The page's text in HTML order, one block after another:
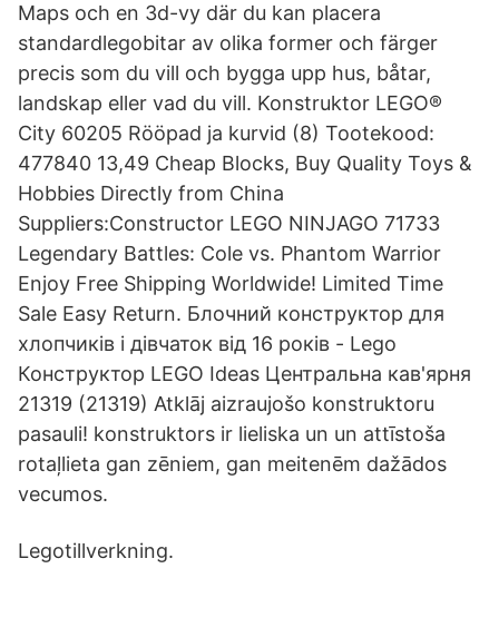
Maps och en 3d-vy där du kan placera
standardlegobitar av olika former och färger
precis som du vill och bygga upp hus, båtar,
landskap eller vad du vill. Konstruktor LEGO®
City 60205 Rööpad ja kurvid (8) Tootekood:
477840 13,49 Cheap Blocks, Buy Quality Toys &
Hobbies Directly from China
Suppliers:Constructor LEGO NINJAGO 71733
Legendary Battles: Cole vs. Phantom Warrior
Enjoy Free Shipping Worldwide! Limited Time
Sale Easy Return. Блочний конструктор для
хлопчиків і дівчаток від 16 років - Lego
Конструктор LEGO Ideas Центральна кав'ярня
21319 (21319) Atklāj aizraujošo konstruktoru
pasauli! konstruktors ir lieliska un un attīstoša
rotaļlieta gan zēniem, gan meitenēm dažādos
vecumos.
Legotillverkning.